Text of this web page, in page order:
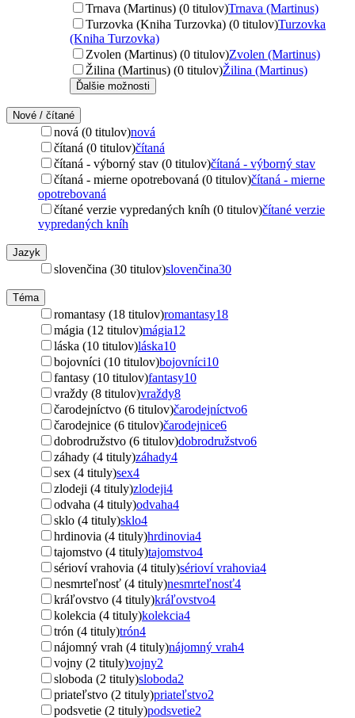
Trnava (Martinus) (0 titulov)Trnava (Martinus)
Turzovka (Kniha Turzovka) (0 titulov)Turzovka
(Kniha Turzovka)
Zvolen (Martinus) (0 titulov)Zvolen (Martinus)
Žilina (Martinus) (0 titulov)Žilina (Martinus)
Ďalšie možnosti
Nové / čítané
nová (0 titulov)nová
čítaná (0 titulov)čítaná
čítaná - výborný stav (0 titulov)čítaná - výborný stav
čítaná - mierne opotrebovaná (0 titulov)čítaná - mierne
opotrebovaná
čítané verzie vypredaných kníh (0 titulov)čítané verzie
vypredaných kníh
Jazyk
slovenčina (30 titulov)slovenčina30
Téma
romantasy (18 titulov)romantasy18
mágia (12 titulov)mágia12
láska (10 titulov)láska10
bojovníci (10 titulov)bojovníci10
fantasy (10 titulov)fantasy10
vraždy (8 titulov)vraždy8
čarodejníctvo (6 titulov)čarodejníctvo6
čarodejnice (6 titulov)čarodejnice6
dobrodružstvo (6 titulov)dobrodružstvo6
záhady (4 tituly)záhady4
sex (4 tituly)sex4
zlodeji (4 tituly)zlodeji4
odvaha (4 tituly)odvaha4
sklo (4 tituly)sklo4
hrdinovia (4 tituly)hrdinovia4
tajomstvo (4 tituly)tajomstvo4
sérioví vrahovia (4 tituly)sérioví vrahovia4
nesmrteľnosť (4 tituly)nesmrteľnosť4
kráľovstvo (4 tituly)kráľovstvo4
kolekcia (4 tituly)kolekcia4
trón (4 tituly)trón4
nájomný vrah (4 tituly)nájomný vrah4
vojny (2 tituly)vojny2
sloboda (2 tituly)sloboda2
priateľstvo (2 tituly)priateľstvo2
podsvetie (2 tituly)podsvetie2